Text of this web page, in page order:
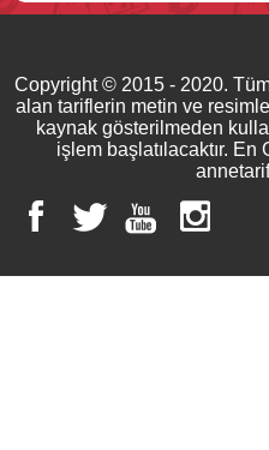
Copyright © 2015 - 2020.
alan tariflerin metin ve
kaynak gösterilmeden
işlem başlatılacaktır.